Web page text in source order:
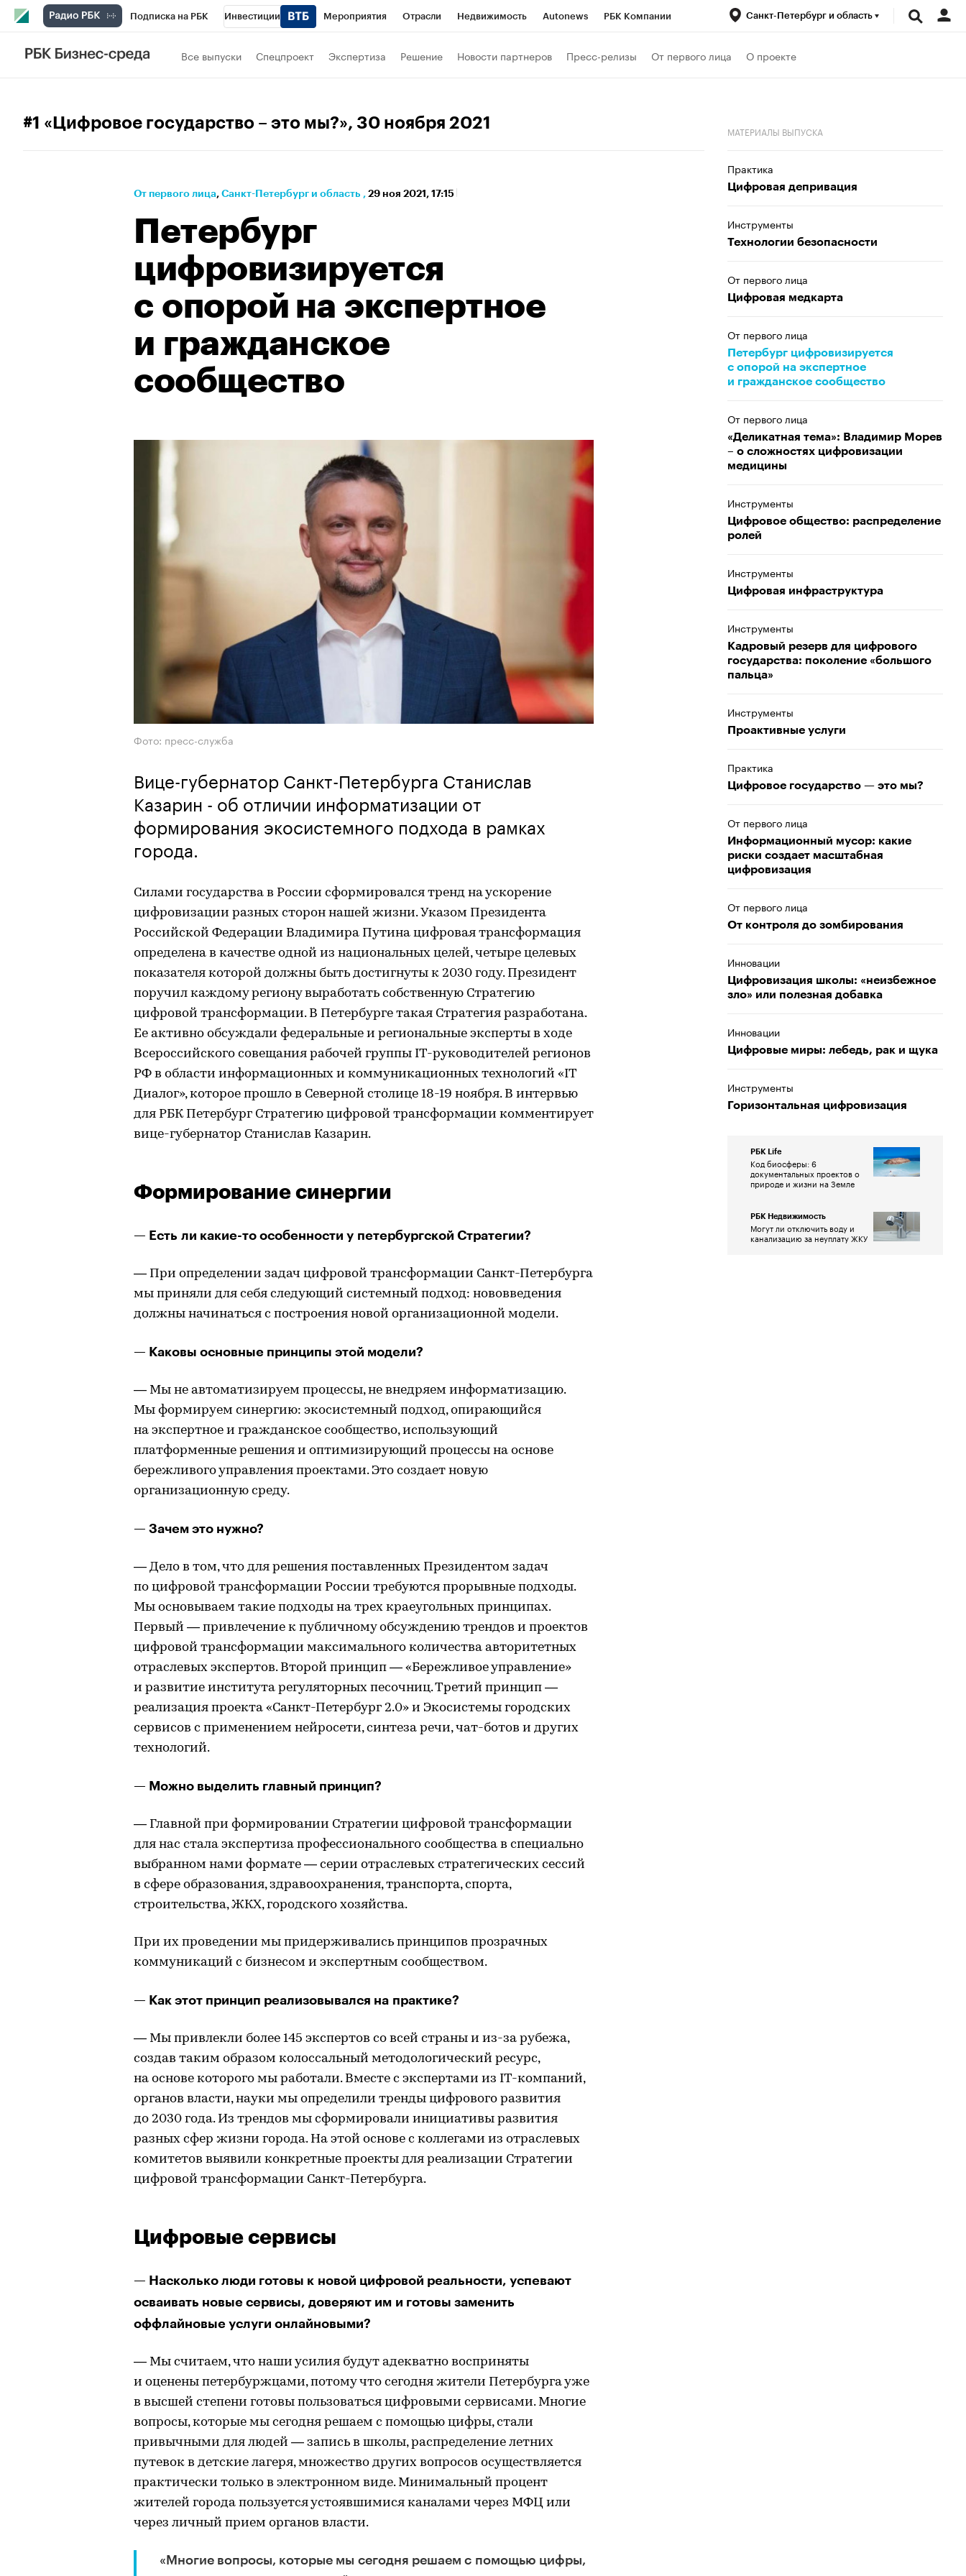
Подписка на РБК Инвестиции Мероприятия Отрасли Недвижимость Autonews РБК Компании
Телеканал
Санкт-Петербург и область
Все выпуски Спецпроект Экспертиза Решение Новости партнеров Пресс-релизы От первого лица О проекте
#1 «Цифровое государство – это мы?», 30 ноября 2021
От первого лица⁠, Санкт-Петербург и область , 29 ноя 2021, 17:15
Петербург
цифровизируется
с опорой на экспертное
и гражданское
сообщество
Фото: пресс-служба
Вице-губернатор Санкт-Петербурга Станислав
Казарин - об отличии информатизации от
формирования экосистемного подхода в рамках
города.
Силами государства в России сформировался тренд на ускорение
цифровизации разных сторон нашей жизни. Указом Президента
Российской Федерации Владимира Путина цифровая трансформация
определена в качестве одной из национальных целей, четыре целевых
показателя которой должны быть достигнуты к 2030 году. Президент
поручил каждому региону выработать собственную Стратегию
цифровой трансформации. В Петербурге такая Стратегия разработана.
Ее активно обсуждали федеральные и региональные эксперты в ходе
Всероссийского совещания рабочей группы IT-руководителей регионов
РФ в области информационных и коммуникационных технологий «IT
Диалог», которое прошло в Северной столице 18-19 ноября. В интервью
для РБК Петербург Стратегию цифровой трансформации комментирует
вице-губернатор Станислав Казарин.
Формирование синергии
— Есть ли какие-то особенности у петербургской Стратегии?
— При определении задач цифровой трансформации Санкт-Петербурга
мы приняли для себя следующий системный подход: нововведения
должны начинаться с построения новой организационной модели.
— Каковы основные принципы этой модели?
— Мы не автоматизируем процессы, не внедряем информатизацию.
Мы формируем синергию: экосистемный подход, опирающийся
на экспертное и гражданское сообщество, использующий
платформенные решения и оптимизирующий процессы на основе
бережливого управления проектами. Это создает новую
организационную среду.
— Зачем это нужно?
— Дело в том, что для решения поставленных Президентом задач
по цифровой трансформации России требуются прорывные подходы.
Мы основываем такие подходы на трех краеугольных принципах.
Первый — привлечение к публичному обсуждению трендов и проектов
цифровой трансформации максимального количества авторитетных
отраслевых экспертов. Второй принцип — «Бережливое управление»
и развитие института регуляторных песочниц. Третий принцип —
реализация проекта «Санкт-Петербург 2.0» и Экосистемы городских
сервисов с применением нейросети, синтеза речи, чат-ботов и других
технологий.
— Можно выделить главный принцип?
— Главной при формировании Стратегии цифровой трансформации
для нас стала экспертиза профессионального сообщества в специально
выбранном нами формате — серии отраслевых стратегических сессий
в сфере образования, здравоохранения, транспорта, спорта,
строительства, ЖКХ, городского хозяйства.
При их проведении мы придерживались принципов прозрачных
коммуникаций с бизнесом и экспертным сообществом.
— Как этот принцип реализовывался на практике?
— Мы привлекли более 145 экспертов со всей страны и из-за рубежа,
создав таким образом колоссальный методологический ресурс,
на основе которого мы работали. Вместе с экспертами из IT-компаний,
органов власти, науки мы определили тренды цифрового развития
до 2030 года. Из трендов мы сформировали инициативы развития
разных сфер жизни города. На этой основе с коллегами из отраслевых
комитетов выявили конкретные проекты для реализации Стратегии
цифровой трансформации Санкт-Петербурга.
Цифровые сервисы
— Насколько люди готовы к новой цифровой реальности, успевают
осваивать новые сервисы, доверяют им и готовы заменить
оффлайновые услуги онлайновыми?
— Мы считаем, что наши усилия будут адекватно восприняты
и оценены петербуржцами, потому что сегодня жители Петербурга уже
в высшей степени готовы пользоваться цифровыми сервисами. Многие
вопросы, которые мы сегодня решаем с помощью цифры, стали
привычными для людей — запись в школы, распределение летних
путевок в детские лагеря, множество других вопросов осуществляется
практически только в электронном виде. Минимальный процент
жителей города пользуется устоявшимися каналами через МФЦ или
через личный прием органов власти.
«Многие вопросы, которые мы сегодня решаем с помощью цифры,
МАТЕРИАЛЫ ВЫПУСКА
Практика
Цифровая депривация
Инструменты
Технологии безопасности
От первого лица
Цифровая медкарта
От первого лица
Петербург цифровизируется
с опорой на экспертное
и гражданское сообщество
От первого лица
«Деликатная тема»: Владимир Морев
– о сложностях цифровизации
медицины
Инструменты
Цифровое общество: распределение
ролей
Инструменты
Цифровая инфраструктура
Инструменты
Кадровый резерв для цифрового
государства: поколение «большого
пальца»
Инструменты
Проактивные услуги
Практика
Цифровое государство — это мы?
От первого лица
Информационный мусор: какие
риски создает масштабная
цифровизация
От первого лица
От контроля до зомбирования
Инновации
Цифровизация школы: «неизбежное
зло» или полезная добавка
Инновации
Цифровые миры: лебедь, рак и щука
Инструменты
Горизонтальная цифровизация
РБК Life
Код биосферы: 6
документальных проектов о
природе и жизни на Земле
РБК Недвижимость
Могут ли отключить воду и
канализацию за неуплату ЖКУ